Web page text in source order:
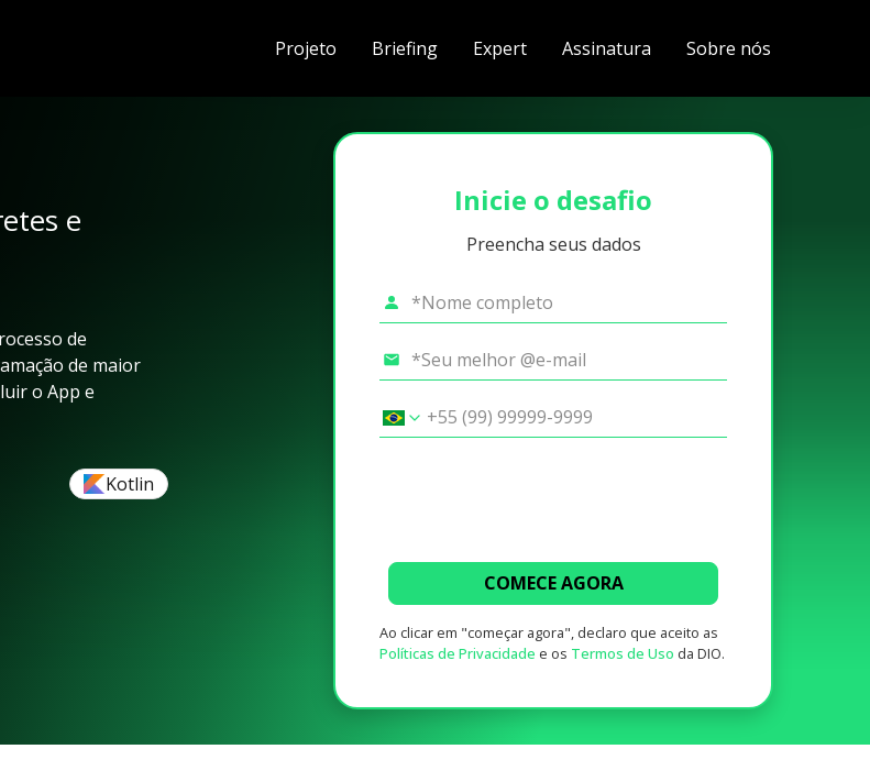
Projeto Briefing Expert Assinatura Sobre nós
e
de
de maior
o App e
Kotlin
Inicie o desafio
Preencha seus dados
COMECE AGORA
Ao clicar em "começar agora", declaro que aceito as
Políticas de Privacidade e os Termos de Uso da DIO.